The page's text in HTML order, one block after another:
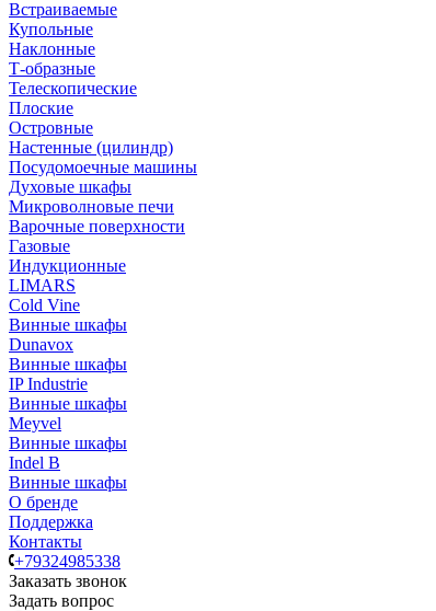
Встраиваемые
Купольные
Наклонные
Т-образные
Телескопические
Плоские
Островные
Настенные (цилиндр)
Посудомоечные машины
Духовые шкафы
Микроволновые печи
Варочные поверхности
Газовые
Индукционные
LIMARS
Cold Vine
Винные шкафы
Dunavox
Винные шкафы
IP Industrie
Винные шкафы
Meyvel
Винные шкафы
Indel B
Винные шкафы
О бренде
Поддержка
Контакты
+79324985338
Заказать звонок
Задать вопрос